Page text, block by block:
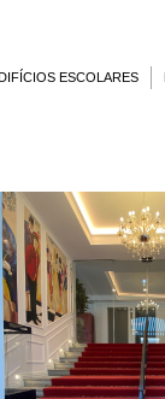
ESCOLARES